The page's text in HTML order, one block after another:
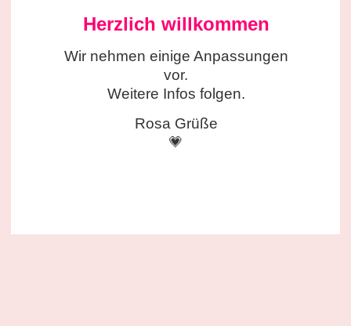
Herzlich willkommen
Wir nehmen einige Anpassungen
vor.
Weitere Infos folgen.
Rosa Grüße
💗